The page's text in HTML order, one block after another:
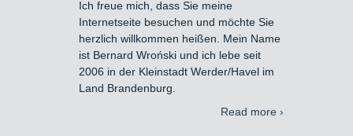
Ich freue mich, dass Sie meine
Internetseite besuchen und möchte Sie
herzlich willkommen heißen. Mein Name
ist Bernard Wroński und ich lebe seit
2006 in der Kleinstadt Werder/Havel im
Land Brandenburg.
Read more ›